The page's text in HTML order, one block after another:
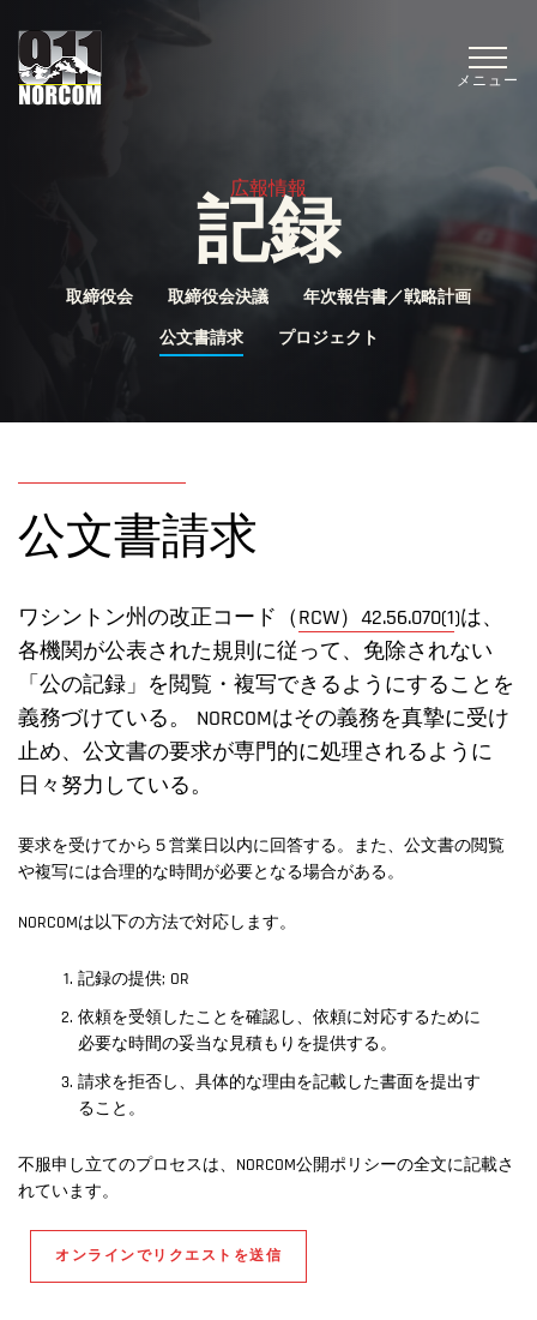
メニュー
広報情報
記録
取締役会 取締役会決議 年次報告書／戦略計画
公文書請求 プロジェクト
公文書請求
ワシントン州の改正コード（ RCW）42.56.070(1)は、
各機関が公表された規則に従って、免除されない
「公の記録」を閲覧・複写できるようにすることを
義務づけている。 NORCOMはその義務を真摯に受け
止め、公文書の要求が専門的に処理されるように
日々努力している。
要求を受けてから５営業日以内に回答する。また、公文書の閲覧
や複写には合理的な時間が必要となる場合がある。
NORCOMは以下の方法で対応します。
記録の提供; OR
依頼を受領したことを確認し、依頼に対応するために
必要な時間の妥当な見積もりを提供する。
請求を拒否し、具体的な理由を記載した書面を提出す
ること。
不服申し立てのプロセスは、NORCOM公開ポリシーの全文に記載さ
れています。
オンラインでリクエストを送信